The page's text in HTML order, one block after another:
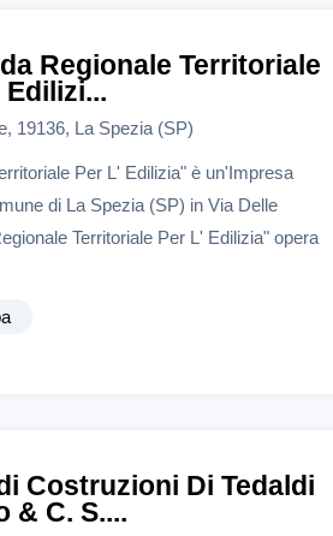
Regionale Territoriale
Edilizi...
19136, La Spezia (SP)
Per L' Edilizia" è un'Impresa
di La Spezia (SP) in Via Delle
Territoriale Per L' Edilizia" opera
Costruzioni Di Tedaldi
& C. S....